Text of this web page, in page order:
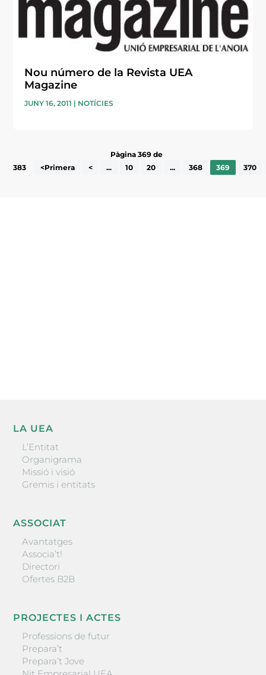
Nou número de la Revista UEA
Magazine
JUNY 16, 2011 | NOTÍCIES
Pàgina 369 de
383
<Primera < ... 10 20 ... 368 369 370
LA UEA
L’Entitat
Organigrama
Missió i visió
Gremis i entitats
ASSOCIAT
Avantatges
Associa’t!
Directori
Ofertes B2B
PROJECTES I ACTES
Professions de futur
Prepara’t
Prepara’t Jove